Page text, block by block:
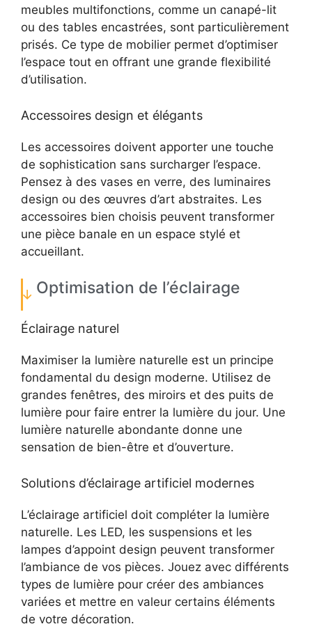
meubles multifonctions, comme un canapé-lit
ou des tables encastrées, sont particulièrement
prisés. Ce type de mobilier permet d’optimiser
l’espace tout en offrant une grande flexibilité
d’utilisation.
Accessoires design et élégants
Les accessoires doivent apporter une touche
de sophistication sans surcharger l’espace.
Pensez à des vases en verre, des luminaires
design ou des œuvres d’art abstraites. Les
accessoires bien choisis peuvent transformer
une pièce banale en un espace stylé et
accueillant.
Optimisation de l’éclairage
Éclairage naturel
Maximiser la lumière naturelle est un principe
fondamental du design moderne. Utilisez de
grandes fenêtres, des miroirs et des puits de
lumière pour faire entrer la lumière du jour. Une
lumière naturelle abondante donne une
sensation de bien-être et d’ouverture.
Solutions d’éclairage artificiel modernes
L’éclairage artificiel doit compléter la lumière
naturelle. Les LED, les suspensions et les
lampes d’appoint design peuvent transformer
l’ambiance de vos pièces. Jouez avec différents
types de lumière pour créer des ambiances
variées et mettre en valeur certains éléments
de votre décoration.